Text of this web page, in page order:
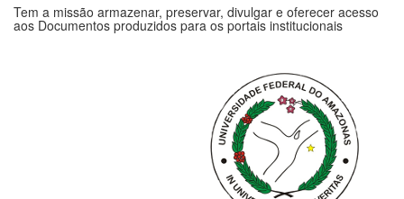
Tem a missão armazenar, preservar, divulgar e oferecer acesso
aos Documentos produzidos para os portais institucionais